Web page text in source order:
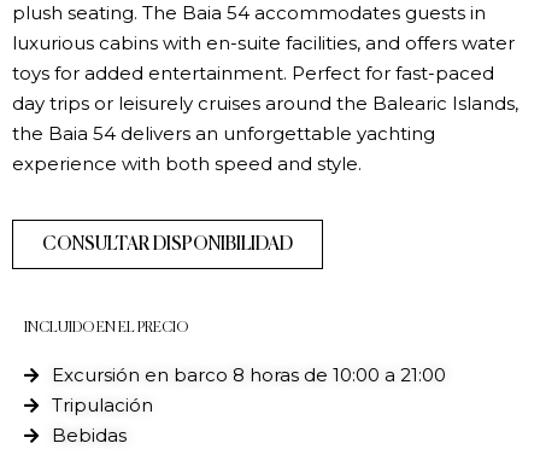
plush seating. The Baia 54 accommodates guests in
luxurious cabins with en-suite facilities, and offers water
toys for added entertainment. Perfect for fast-paced
day trips or leisurely cruises around the Balearic Islands,
the Baia 54 delivers an unforgettable yachting
experience with both speed and style.
CONSULTAR DISPONIBILIDAD
INCLUIDO EN EL PRECIO
Excursión en barco 8 horas de 10:00 a 21:00
Tripulación
Bebidas